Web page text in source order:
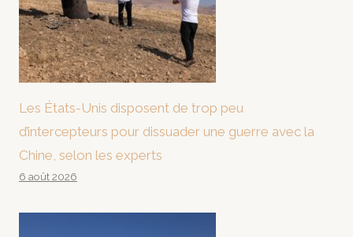
Les États-Unis disposent de trop peu
d’intercepteurs pour dissuader une guerre avec la
Chine, selon les experts
6 août 2026